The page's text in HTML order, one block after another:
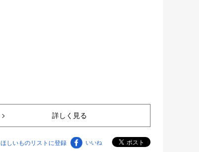
詳しく見る
ほしいものリストに登録 いいね